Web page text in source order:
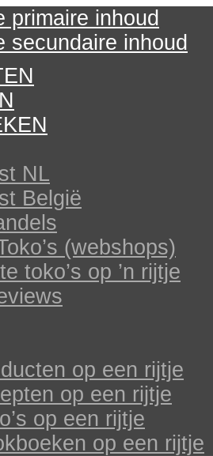
primaire inhoud
secundaire inhoud
NL
België
(webshops)
toko’s op ’n rijtje
op een rijtje
op een rijtje
op een rijtje
op een rijtje